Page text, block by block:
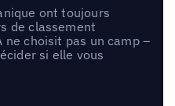
ont toujours
de classement
choisit pas un camp –
si elle vous